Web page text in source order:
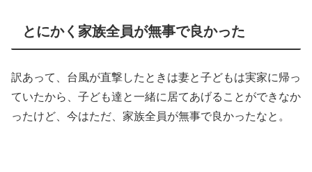
とにかく家族全員が無事で良かった
訳あって、台風が直撃したときは妻と子どもは実家に帰っ
ていたから、子ども達と一緒に居てあげることができなか
ったけど、今はただ、家族全員が無事で良かったなと。